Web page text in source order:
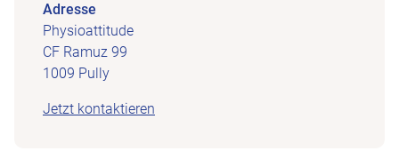
Adresse
Physioattitude
CF Ramuz 99
1009 Pully
Jetzt kontaktieren